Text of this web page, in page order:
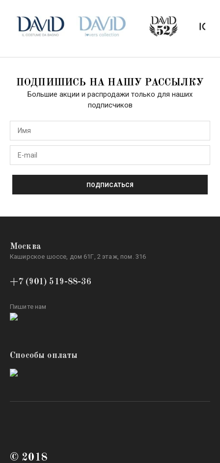
ПОДПИШИСЬ НА НАШУ РАССЫЛКУ
Большие акции и распродажи только для наших
подписчиков
ПОДПИСАТЬСЯ
Москва
Каширское шоссе, дом 61Г, 2 этаж, пом. 316
+7 (901) 519-88-36
Пишите нам
Способы оплаты
© 2018